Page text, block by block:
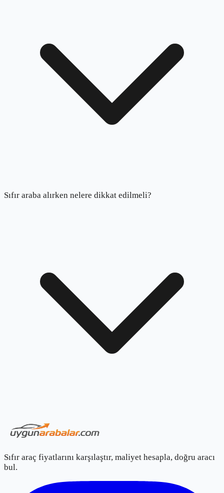
Sıfır araba alırken nelere dikkat edilmeli?
Sıfır araç fiyatlarını karşılaştır, maliyet hesapla, doğru aracı
bul.